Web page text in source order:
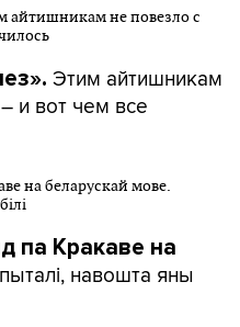
Этим айтишникам
и вот чем все
па Кракаве на
навошта яны